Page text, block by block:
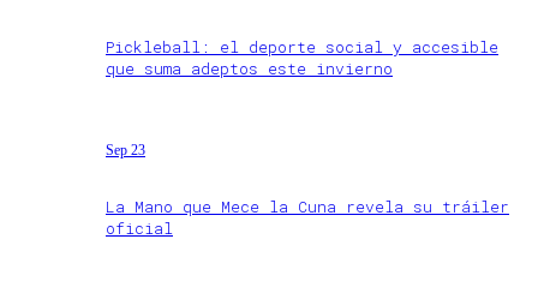
Pickleball: el deporte social y accesible
que suma adeptos este invierno
Sep 23
La Mano que Mece la Cuna revela su tráiler
oficial